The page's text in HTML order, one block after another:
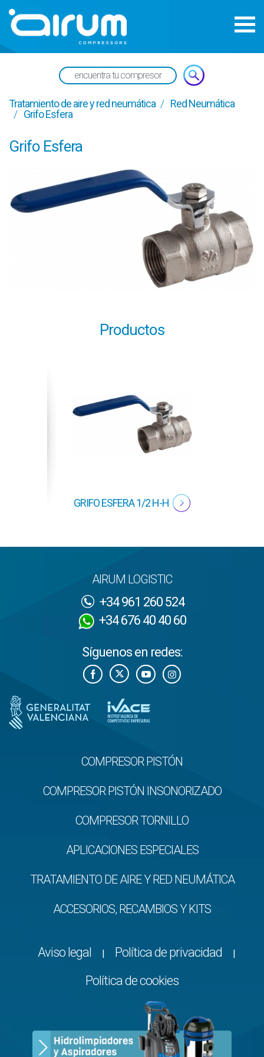
Tratamiento de aire y red neumática
Red Neumática
Grifo Esfera
Grifo Esfera
Productos
GRIFO ESFERA 1/2 H-H
AIRUM LOGISTIC
+34 961 260 524
+34 676 40 40 60
Síguenos en redes:
COMPRESOR PISTÓN
COMPRESOR PISTÓN INSONORIZADO
COMPRESOR TORNILLO
APLICACIONES ESPECIALES
TRATAMIENTO DE AIRE Y RED NEUMÁTICA
ACCESORIOS, RECAMBIOS Y KITS
Aviso legal Política de privacidad
Política de cookies